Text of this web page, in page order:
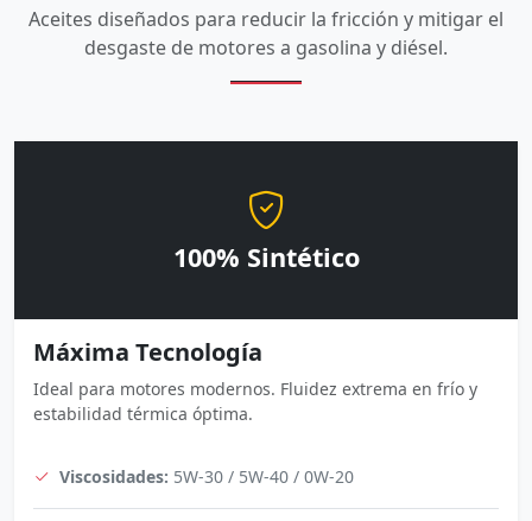
Aceites diseñados para reducir la fricción y mitigar el
desgaste de motores a gasolina y diésel.
100% Sintético
Máxima Tecnología
Ideal para motores modernos. Fluidez extrema en frío y
estabilidad térmica óptima.
Viscosidades: 5W-30 / 5W-40 / 0W-20